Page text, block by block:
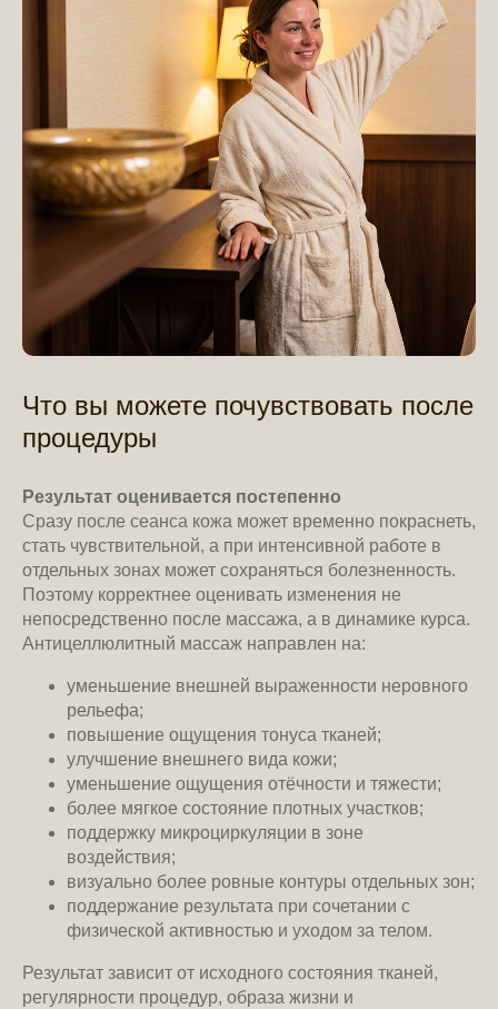
Что вы можете почувствовать после
процедуры
Результат оценивается постепенно
Сразу после сеанса кожа может временно покраснеть,
стать чувствительной, а при интенсивной работе в
отдельных зонах может сохраняться болезненность.
Поэтому корректнее оценивать изменения не
непосредственно после массажа, а в динамике курса.
Антицеллюлитный массаж направлен на:
уменьшение внешней выраженности неровного
рельефа;
повышение ощущения тонуса тканей;
улучшение внешнего вида кожи;
уменьшение ощущения отёчности и тяжести;
более мягкое состояние плотных участков;
поддержку микроциркуляции в зоне
воздействия;
визуально более ровные контуры отдельных зон;
поддержание результата при сочетании с
физической активностью и уходом за телом.
Результат зависит от исходного состояния тканей,
регулярности процедур, образа жизни и